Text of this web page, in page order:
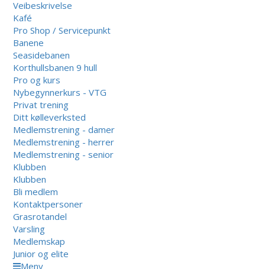
Veibeskrivelse
Kafé
Pro Shop / Servicepunkt
Banene
Seasidebanen
Korthullsbanen 9 hull
Pro og kurs
Nybegynnerkurs - VTG
Privat trening
Ditt kølleverksted
Medlemstrening - damer
Medlemstrening - herrer
Medlemstrening - senior
Klubben
Klubben
Bli medlem
Kontaktpersoner
Grasrotandel
Varsling
Medlemskap
Junior og elite
Meny